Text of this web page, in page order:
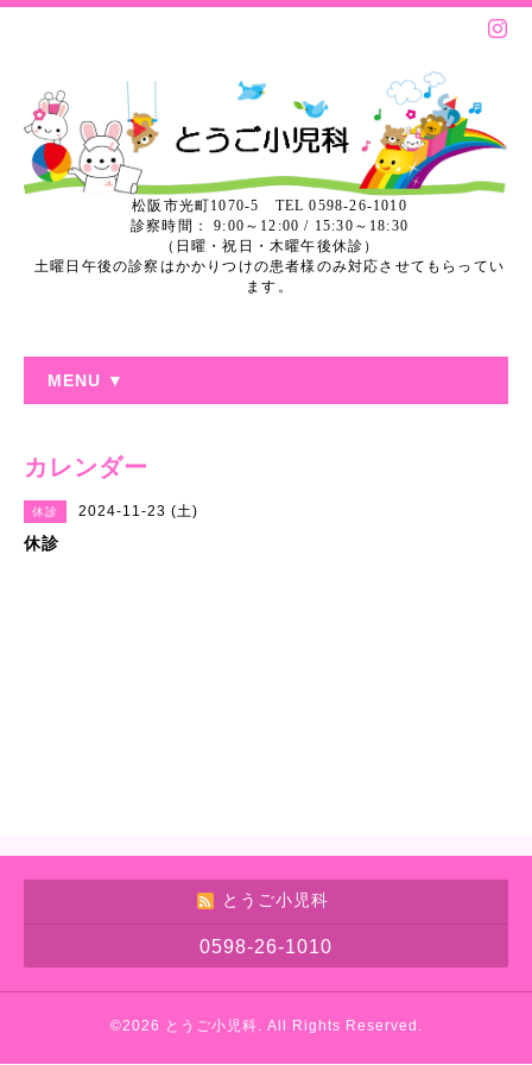
松阪市光町1070-5 TEL 0598-26-1010
診察時間： 9:00～12:00 / 15:30～18:30
（日曜・祝日・木曜午後休診）
土曜日午後の診察はかかりつけの患者様のみ対応させてもらってい
ます。
MENU ▼
カレンダー
休診 2024-11-23 (土)
休診
とうご小児科
0598-26-1010
©2026 とうご小児科 . All Rights Reserved.